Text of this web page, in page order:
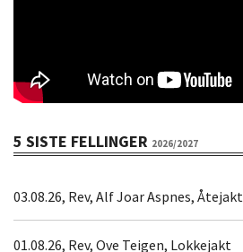
5 SISTE FELLINGER 2026/2027
03.08.26, Rev, Alf Joar Aspnes, Åtejakt
01.08.26, Rev, Ove Teigen, Lokkejakt